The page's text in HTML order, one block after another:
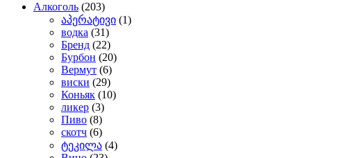
Алкоголь (203)
აპერატივი (1)
водка (31)
Бренд (22)
Бурбон (20)
Вермут (6)
виски (29)
Коньяк (10)
ликер (3)
Пиво (8)
скотч (6)
ტეკილა (4)